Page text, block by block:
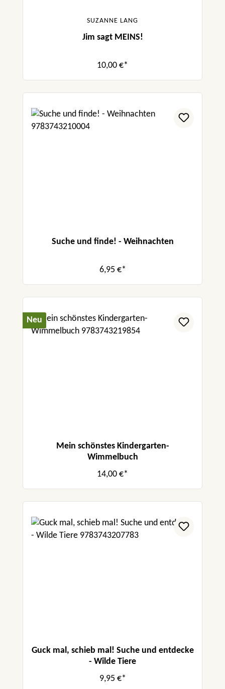
SUZANNE LANG
Jim sagt MEINS!
10,00 €*
Suche und finde! - Weihnachten
6,95 €*
Neu
Mein schönstes Kindergarten-
Wimmelbuch
14,00 €*
Guck mal, schieb mal! Suche und entdecke
- Wilde Tiere
9,95 €*